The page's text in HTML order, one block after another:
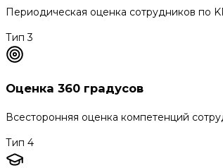
Периодическая оценка сотрудников по
Тип 3
Оценка 360 градусов
Всесторонняя оценка компетенций
Тип 4